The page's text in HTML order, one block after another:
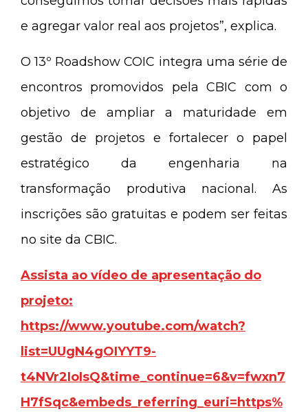
e agregar valor real aos projetos”, explica.
O 13º Roadshow COIC integra uma série de
encontros promovidos pela CBIC com o
objetivo de ampliar a maturidade em
gestão de projetos e fortalecer o papel
estratégico da engenharia na
transformação produtiva nacional. As
inscrições são gratuitas e podem ser feitas
no site da CBIC.
Assista ao vídeo de apresentação do
projeto:
https://www.youtube.com/watch?
list=UUgN4gOIYYT9-
t4NVr2IoIsQ&time_continue=6&v=fwxn7
H7fSqc&embeds_referring_euri=https%